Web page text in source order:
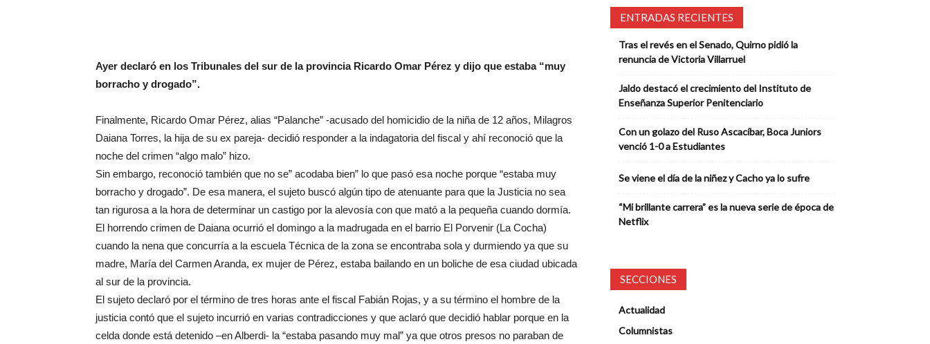
Ayer declaró en los Tribunales del sur de la provincia Ricardo Omar Pérez y dijo que estaba “muy
borracho y drogado”.
Finalmente, Ricardo Omar Pérez, alias “Palanche” -acusado del homicidio de la niña de 12 años, Milagros
Daiana Torres, la hija de su ex pareja- decidió responder a la indagatoria del fiscal y ahí reconoció que la
noche del crimen “algo malo” hizo.
Sin embargo, reconoció también que no se” acodaba bien” lo que pasó esa noche porque “estaba muy
borracho y drogado”. De esa manera, el sujeto buscó algún tipo de atenuante para que la Justicia no sea
tan rigurosa a la hora de determinar un castigo por la alevosía con que mató a la pequeña cuando dormía.
El horrendo crimen de Daiana ocurrió el domingo a la madrugada en el barrio El Porvenir (La Cocha)
cuando la nena que concurría a la escuela Técnica de la zona se encontraba sola y durmiendo ya que su
madre, María del Carmen Aranda, ex mujer de Pérez, estaba bailando en un boliche de esa ciudad ubicada
al sur de la provincia.
El sujeto declaró por el término de tres horas ante el fiscal Fabián Rojas, y a su término el hombre de la
justicia contó que el sujeto incurrió en varias contradicciones y que aclaró que decidió hablar porque en la
celda donde está detenido –en Alberdi- la “estaba pasando muy mal” ya que otros presos no paraban de
ENTRADAS RECIENTES
Tras el revés en el Senado, Quirno pidió la
renuncia de Victoria Villarruel
Jaldo destacó el crecimiento del Instituto de
Enseñanza Superior Penitenciario
Con un golazo del Ruso Ascacíbar, Boca Juniors
venció 1-0 a Estudiantes
Se viene el día de la niñez y Cacho ya lo sufre
“Mi brillante carrera” es la nueva serie de época de
Netflix
SECCIONES
Actualidad
Columnistas